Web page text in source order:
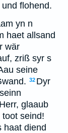
flohend.
yn n
haet allsand
wär
zriß syr s
seine
32 Dyr
glaaub
seind!
haat diend